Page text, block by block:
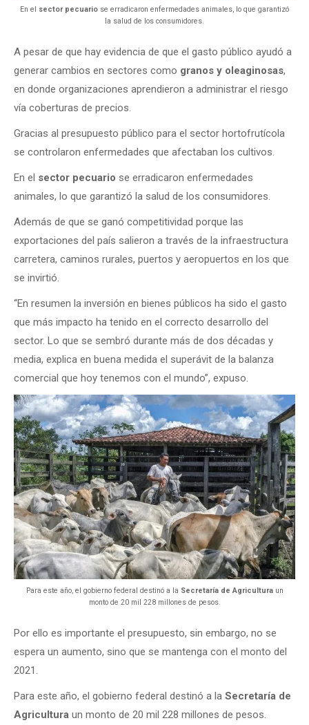
En el sector pecuario se erradicaron enfermedades animales, lo que garantizó
la salud de los consumidores.
A pesar de que hay evidencia de que el gasto público ayudó a
generar cambios en sectores como granos y oleaginosas,
en donde organizaciones aprendieron a administrar el riesgo
vía coberturas de precios.
Gracias al presupuesto público para el sector hortofrutícola
se controlaron enfermedades que afectaban los cultivos.
En el sector pecuario se erradicaron enfermedades
animales, lo que garantizó la salud de los consumidores.
Además de que se ganó competitividad porque las
exportaciones del país salieron a través de la infraestructura
carretera, caminos rurales, puertos y aeropuertos en los que
se invirtió.
“En resumen la inversión en bienes públicos ha sido el gasto
que más impacto ha tenido en el correcto desarrollo del
sector. Lo que se sembró durante más de dos décadas y
media, explica en buena medida el superávit de la balanza
comercial que hoy tenemos con el mundo”, expuso.
Para este año, el gobierno federal destinó a la Secretaría de Agriculturaun
monto de 20 mil 228 millones de pesos.
Por ello es importante el presupuesto, sin embargo, no se
espera un aumento, sino que se mantenga con el monto del
2021.
Para este año, el gobierno federal destinó a la Secretaría de
Agricultura un monto de 20 mil 228 millones de pesos.